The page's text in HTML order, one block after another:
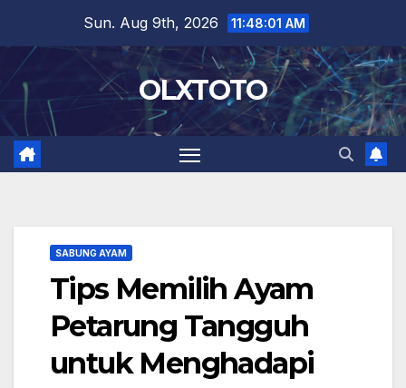
content
Sun. Aug 9th, 2026 11:48:02 AM
OLXTOTO
SABUNG AYAM
Tips Memilih Ayam
Petarung Tangguh
untuk Menghadapi